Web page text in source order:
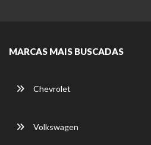
MARCAS MAIS BUSCADAS
Chevrolet
Volkswagen